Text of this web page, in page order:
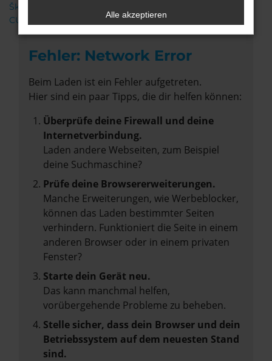
Škoda
CUPRA
Fehler: Network Error
Beim Laden ist ein Fehler aufgetreten.
Hier sind ein paar Tipps, die dir helfen können:
Überprüfe deine Firewall und deine
Internetverbindung.
Laden andere Webseiten, zum Beispiel
deine Suchmaschine?
Prüfe deine Browsererweiterungen.
Manche Erweiterungen, wie Werbeblocker,
können das Laden bestimmter Seiten
verhindern. Funktioniert die Seite in einem
anderen Browser oder in einem privaten
Fenster?
Starte dein Gerät neu.
Das kann manchmal helfen,
vorübergehende Probleme zu beheben.
Stelle sicher, dass dein Browser und dein
Betriebssystem auf dem neuesten Stand
sind.
Alle akzeptieren